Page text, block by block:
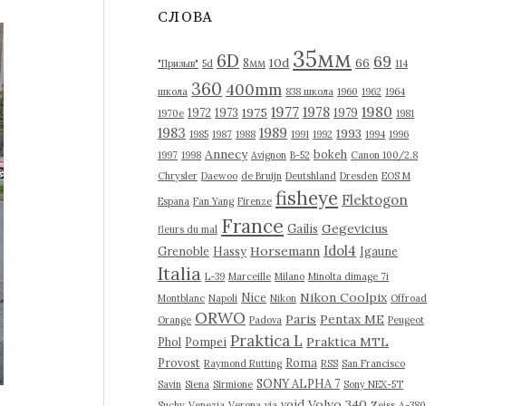
в
СЛОВА
"Призыв" 5d 6D 8мм 10d 35мм 66 69 114
школа 360 400mm 838 школа 1960 1962 1964
1970е 1972 1973 1975 1977 1978 1979 1980 1981
1983 1985 1987 1988 1989 1991 1992 1993 1994 1996
1997 1998 Annecy Avignon B-52 bokeh Canon 100/2.8
Chrysler Daewoo de Bruijn Deutshland Dresden EOS M
Espana Fan Yang Firenze fisheye Flektogon
fleurs du mal France Gailis Gegevicius
Grenoble Hassy Horsemann Idol4 Igaune
Italia L-39 Marceille Milano Minolta dimage 7i
Montblanc Napoli Nice Nikon Nikon Coolpix Offroad
Orange ORWO Padova Paris Pentax ME Peugeot
Phol Pompei Praktica L Praktica MTL
Provost Raymond Rutting Roma RSS San Francisco
Savin Siena Sirmione SONY ALPHA 7 Sony NEX-5T